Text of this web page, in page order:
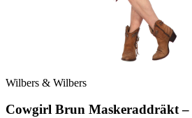
Wilbers & Wilbers
Cowgirl Brun Maskeraddräkt –